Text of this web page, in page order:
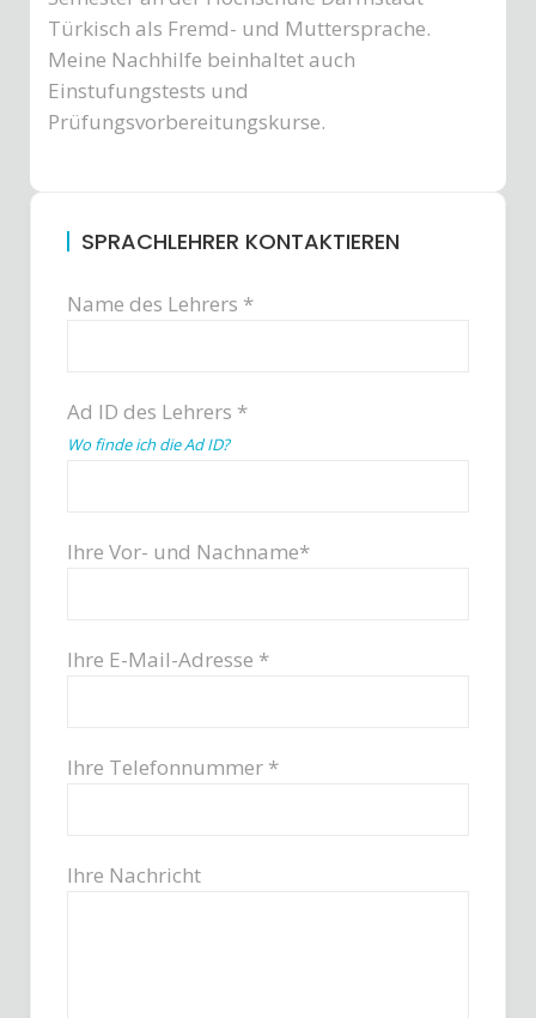
Türkisch als Fremd- und Muttersprache.
Meine Nachhilfe beinhaltet auch
Einstufungstests und
Prüfungsvorbereitungskurse.
SPRACHLEHRER KONTAKTIEREN
Name des Lehrers *
Ad ID des Lehrers *
Wo finde ich die Ad ID?
Ihre Vor- und Nachname*
Ihre E-Mail-Adresse *
Ihre Telefonnummer *
Ihre Nachricht